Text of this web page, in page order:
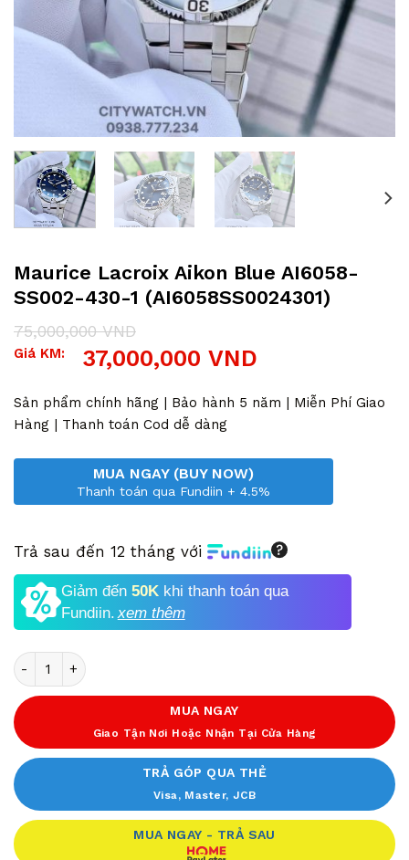
Maurice Lacroix Aikon Blue AI6058-
SS002-430-1 (AI6058SS0024301)
75,000,000VND
Giá
75,000,000 VND.
37,000,000 VND
Giá
là:
37,000,000 VND.
Giá KM:
Sản phẩm chính hãng | Bảo hành 5 năm | Miễn Phí Giao
Hàng | Thanh toán Cod dễ dàng
MUA NGAY (BUY NOW)
Thanh toán qua Fundiin + 4.5%
Trả sau đến 12 tháng với
Giảm đến 50K khi thanh toán qua
Fundiin.xem thêm
Số lượng
MUA NGAY
Giao Tận Nơi Hoặc Nhận Tại Cửa Hàng
TRẢ GÓP QUA THẺ
Visa, Master, JCB
MUA NGAY - TRẢ SAU